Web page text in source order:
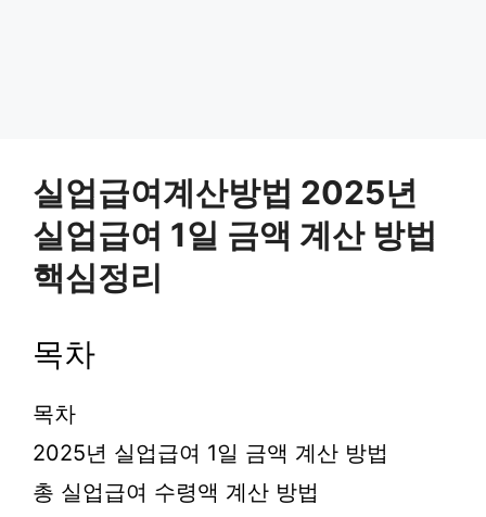
실업급여계산방법 2025년
실업급여 1일 금액 계산 방법
핵심정리
목차
목차
2025년 실업급여 1일 금액 계산 방법
총 실업급여 수령액 계산 방법